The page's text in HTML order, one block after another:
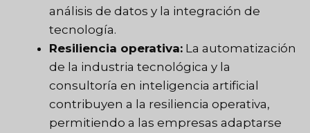
análisis de datos y la integración de
tecnología.
Resiliencia operativa: La automatización
de la industria tecnológica y la
consultoría en inteligencia artificial
contribuyen a la resiliencia operativa,
permitiendo a las empresas adaptarse